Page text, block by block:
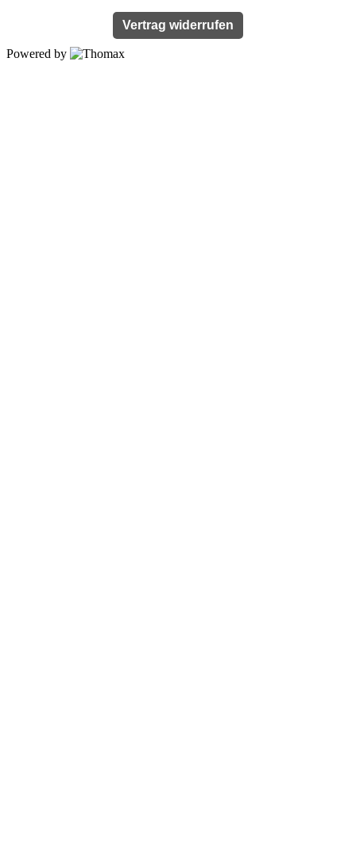
Vertrag widerrufen
Powered by